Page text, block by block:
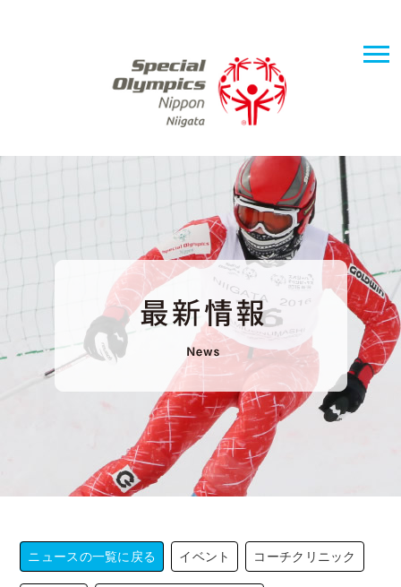
ニュースの一覧に戻る イベント コーチクリニック